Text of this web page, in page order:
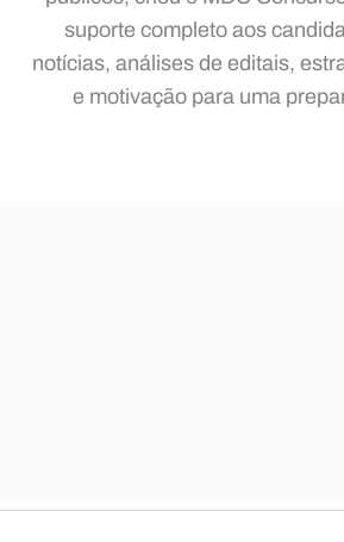
suporte completo aos
notícias, análises de editais,
e motivação para uma